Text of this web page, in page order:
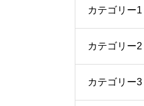
カテゴリー1
カテゴリー2
カテゴリー3